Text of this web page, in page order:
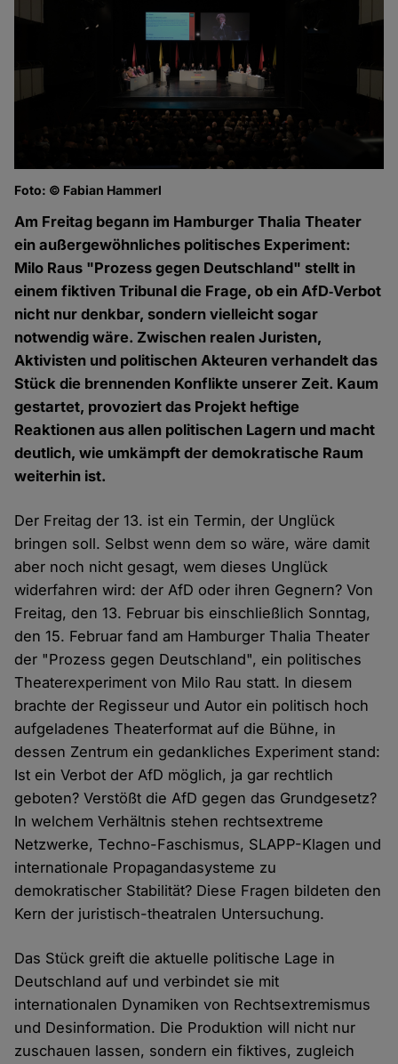
Foto: © Fabian Hammerl
Am Freitag begann im Hamburger Thalia Theater
ein außergewöhnliches politisches Experiment:
Milo Raus "Prozess gegen Deutschland" stellt in
einem fiktiven Tribunal die Frage, ob ein AfD‑Verbot
nicht nur denkbar, sondern vielleicht sogar
notwendig wäre. Zwischen realen Juristen,
Aktivisten und politischen Akteuren verhandelt das
Stück die brennenden Konflikte unserer Zeit. Kaum
gestartet, provoziert das Projekt heftige
Reaktionen aus allen politischen Lagern und macht
deutlich, wie umkämpft der demokratische Raum
weiterhin ist.
Der Freitag der 13. ist ein Termin, der Unglück
bringen soll. Selbst wenn dem so wäre, wäre damit
aber noch nicht gesagt, wem dieses Unglück
widerfahren wird: der AfD oder ihren Gegnern? Von
Freitag, den 13. Februar bis einschließlich Sonntag,
den 15. Februar fand am Hamburger Thalia Theater
der "Prozess gegen Deutschland", ein politisches
Theaterexperiment von Milo Rau statt. In diesem
brachte der Regisseur und Autor ein politisch hoch
aufgeladenes Theaterformat auf die Bühne, in
dessen Zentrum ein gedankliches Experiment stand:
Ist ein Verbot der AfD möglich, ja gar rechtlich
geboten? Verstößt die AfD gegen das Grundgesetz?
In welchem Verhältnis stehen rechtsextreme
Netzwerke, Techno-Faschismus, SLAPP-Klagen und
internationale Propagandasysteme zu
demokratischer Stabilität? Diese Fragen bildeten den
Kern der juristisch-theatralen Untersuchung.
Das Stück greift die aktuelle politische Lage in
Deutschland auf und verbindet sie mit
internationalen Dynamiken von Rechtsextremismus
und Desinformation. Die Produktion will nicht nur
zuschauen lassen, sondern ein fiktives, zugleich